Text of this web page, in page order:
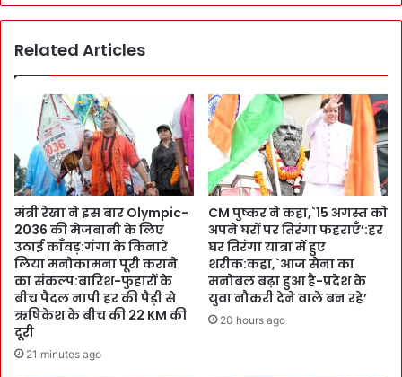
ने
ब
जू
री
:
न
ए
स
त्र
में
भा
री
हों
र
र
स
र
का
र
के
का
म
का
ज
प
Related Articles
मंत्री रेखा ने इस बार Olympic-
2036 की मेजबानी के लिए
उठाई काँवड़:गंगा के किनारे
लिया मनोकामना पूरी कराने
का संकल्प:बारिश-फुहारों के
बीच पैदल नापी हर की पैड़ी से
ऋषिकेश के बीच की 22 KM की
दूरी
21 minutes ago
CM पुष्कर ने कहा,`15 अगस्त को
अपने घरों पर तिरंगा फहराएँ’:हर
घर तिरंगा यात्रा में हुए
शरीक:कहा,`आज सेना का
मनोबल बढ़ा हुआ है-प्रदेश के
युवा नौकरी देने वाले बन रहे’
20 hours ago